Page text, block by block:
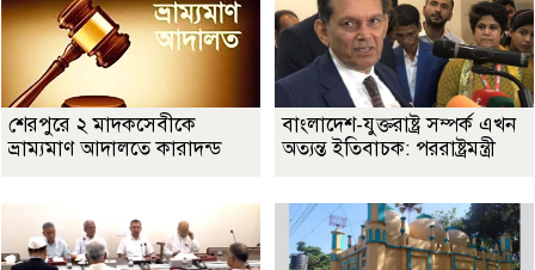
শেরপুরে ২ মাদকসেবীকে
ভ্রাম্যমাণ আদালতে কারাদন্ড
বাংলাদেশ-যুক্তরাষ্ট্র সম্পর্ক এখন
অত্যন্ত ইতিবাচক: পররাষ্ট্রমন্ত্রী